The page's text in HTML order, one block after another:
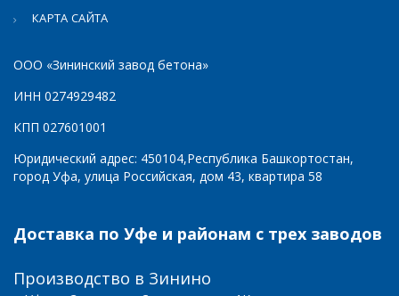
КАРТА САЙТА
ООО «Зининский завод бетона»
ИНН 0274929482
КПП 027601001
Юридический адрес: 450104,Республика Башкортостан,
город Уфа, улица Российская, дом 43, квартира 58
Доставка по Уфе и районам с трех заводов
Производство в Зинино